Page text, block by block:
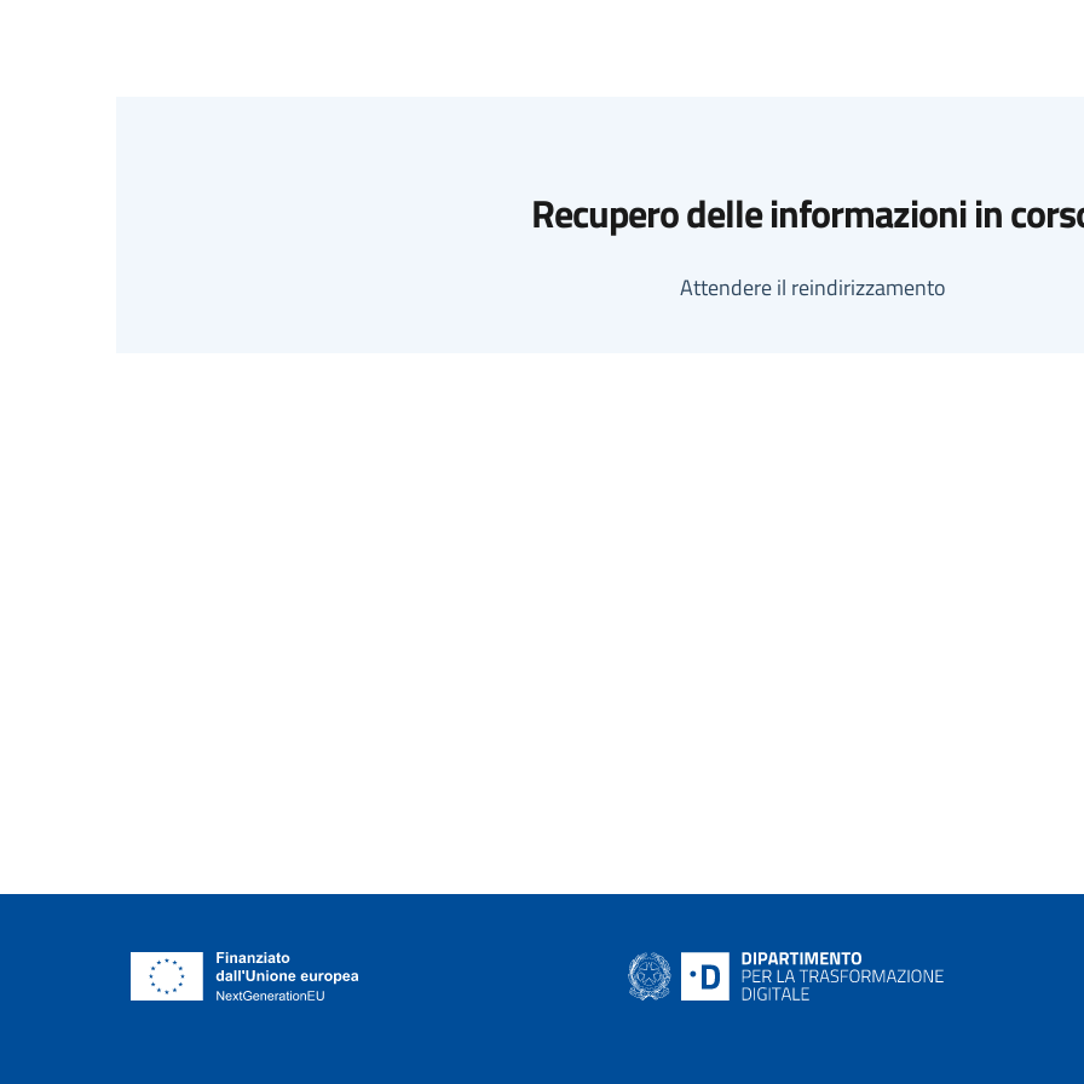
Recupero delle informazioni in
Attendere il reindirizzamento